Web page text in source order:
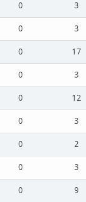
0
3
0
3
0
17
0
3
0
12
0
3
0
2
0
3
0
9